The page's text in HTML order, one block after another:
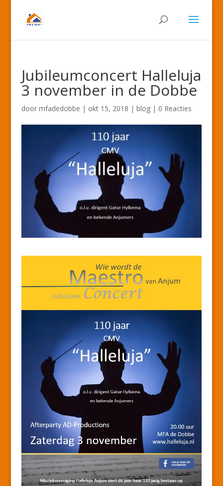
Jubileumconcert Halleluja
3 november in de Dobbe
door mfadedobbe | okt 15, 2018 | blog| 0 Reacties